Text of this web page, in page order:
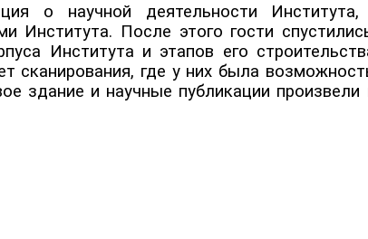
научной деятельности Института,
Института. После этого гости
Института и этапов его
сканирования, где у них была
здание и научные публикации произвели